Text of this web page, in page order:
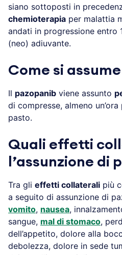
siano sottoposti in
chemioterapia per malattia
andati in progressione entro
(neo) adiuvante.
Come si
Il pazopanib viene assunto
di compresse, almeno
pasto.
Quali effetti
l’assunzione di
Tra gli effetti collaterali più
a seguito di assunzione di
vomito, nausea,
sangue, mal di stomaco,
dell’appetito, dolore alla
debolezza, dolore in sede